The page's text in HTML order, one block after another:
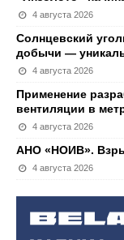
4 августа 2026
Солнцевский
добычи —
4 августа 2026
Применение
вентиляции в
4 августа 2026
АНО «НОИВ».
4 августа 2026